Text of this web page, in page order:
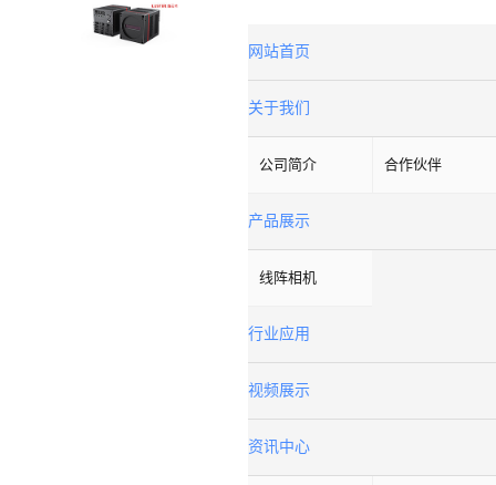
网站首页
关于我们
公司简介 合作伙伴
产品展示
线阵相机
行业应用
视频展示
资讯中心